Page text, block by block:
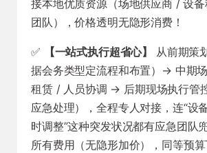
接本地优质资源（场地供应商 / 设
团队），价格透明无隐形消费！
✅ 【一站式执行超省心】
从前期策
据会务类型定流程和布置）→ 中期
租赁 / 人员协调 → 后期现场执行管
应急处理），全程专人对接，连“设
时调整”这种突发状况都有应急团队
所有费用（无隐形加价），同等预